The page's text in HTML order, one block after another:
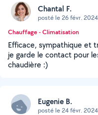
Chantal F.
posté le 26 févr. 2024
Chauffage - Climatisation
Efficace, sympathique et
je garde le contact pour
chaudière :)
Eugenie B.
posté le 24 févr. 2024